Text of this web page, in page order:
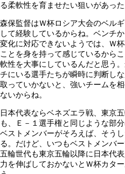
る柔軟性を育ませたい狙いがあった
森保監督はＷ杯ロシア大会のベル
して経験しているからね。ベンチ
変化に対応できないようでは、Ｗ
ことを身を持って感じているから
軟性を大事にしているんだと思う
チにいる選手たちが瞬時に判断し
取っていかないと、強いチームを
ないからね。
日本代表ならベネズエラ戦、東京
も、Ｅ－１選手権と同じような部
ベストメンバーがそろえば、そう
る。だけど、いつもベストメンバ
五輪世代も東京五輪以降に日本代
力を伸ばしておかないとＷ杯カタ